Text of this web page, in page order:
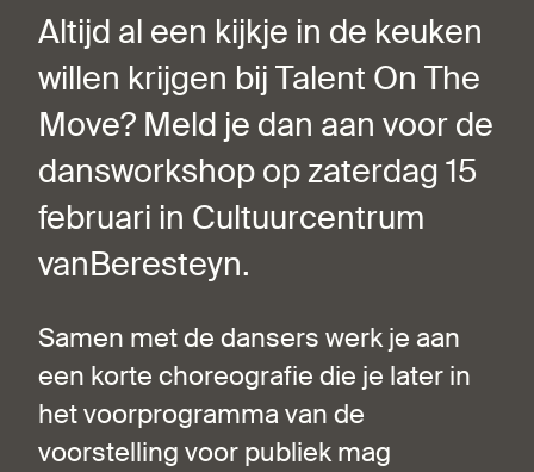
Altijd al een kijkje in de keuken
willen krijgen bij Talent On The
Move? Meld je dan aan voor de
dansworkshop op zaterdag 15
februari in Cultuurcentrum
vanBeresteyn.
Samen met de dansers werk je aan
een korte choreografie die je later in
het voorprogramma van de
voorstelling voor publiek mag